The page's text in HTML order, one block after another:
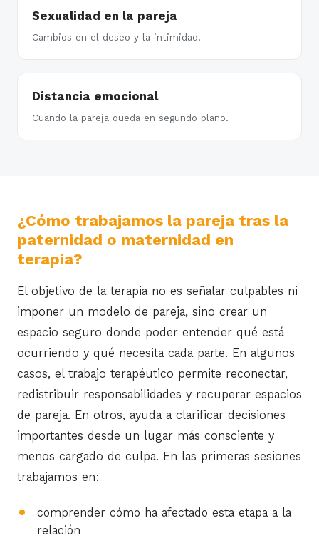
Sexualidad en la pareja
Cambios en el deseo y la intimidad.
Distancia emocional
Cuando la pareja queda en segundo plano.
¿Cómo trabajamos la pareja tras la
paternidad o maternidad en
terapia?
El objetivo de la terapia no es señalar culpables ni
imponer un modelo de pareja, sino crear un
espacio seguro donde poder entender qué está
ocurriendo y qué necesita cada parte. En algunos
casos, el trabajo terapéutico permite reconectar,
redistribuir responsabilidades y recuperar espacios
de pareja. En otros, ayuda a clarificar decisiones
importantes desde un lugar más consciente y
menos cargado de culpa. En las primeras sesiones
trabajamos en:
comprender cómo ha afectado esta etapa a la
relación